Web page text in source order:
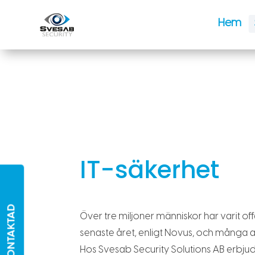
Hem
IT-säkerhet
Över tre miljoner människor har varit
senaste året, enligt Novus, och många
Hos Svesab Security Solutions AB